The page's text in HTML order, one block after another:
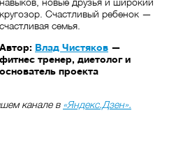
кругозор. Счастливый ребенок —
счастливая семья.
Автор: Влад Чистяков —
фитнес тренер, диетолог и
основатель проекта
канале в «Яндекс.Дзен».